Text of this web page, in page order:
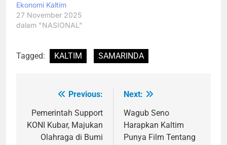
Ekonomi Kaltim
27 November 2025
dalam "NASIONAL"
Tagged: KALTIM SAMARINDA
Navigasi
pos
Previous:
Pemerintah Support
KONI Kubar, Majukan
Olahraga di Bumi
Next:
Wagub Seno
Harapkan Kaltim
Punya Film Tentang